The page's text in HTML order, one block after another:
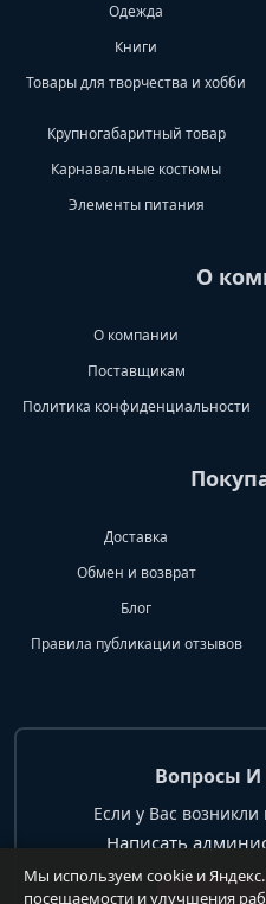
Одежда
Книги
Товары для творчества и хобби
Крупногабаритный товар
Карнавальные костюмы
Элементы питания
О
О компании
Поставщикам
Политика конфиденциальности
Доставка
Обмен и возврат
Блог
Правила публикации отзывов
Вопросы И
Если у Вас
Написать
Мы используем cookie и
посещаемости и улучшения